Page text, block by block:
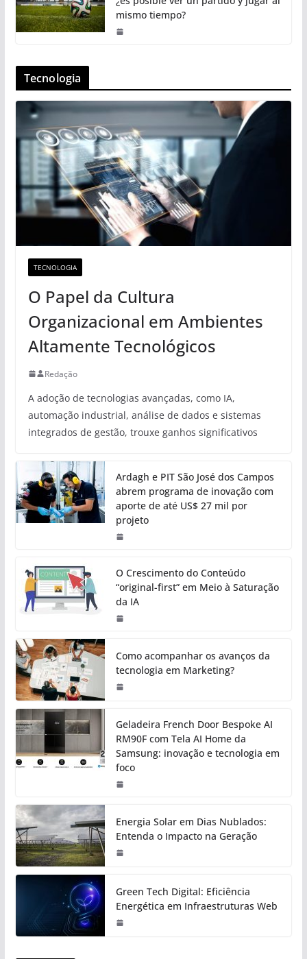
mismo tiempo?
Tecnologia
TECNOLOGIA
O Papel da Cultura
Organizacional em Ambientes
Altamente Tecnológicos
Redação
A adoção de tecnologias avançadas, como IA,
automação industrial, análise de dados e sistemas
integrados de gestão, trouxe ganhos significativos
Ardagh e PIT São José dos Campos
abrem programa de inovação com
aporte de até US$ 27 mil por
projeto
O Crescimento do Conteúdo
“original-first” em Meio à Saturação
da IA
Como acompanhar os avanços da
tecnologia em Marketing?
Geladeira French Door Bespoke AI
RM90F com Tela AI Home da
Samsung: inovação e tecnologia em
foco
Energia Solar em Dias Nublados:
Entenda o Impacto na Geração
Green Tech Digital: Eficiência
Energética em Infraestruturas Web